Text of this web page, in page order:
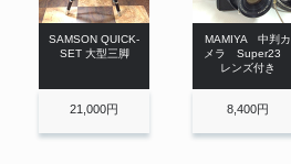
SAMSON QUICK-
SET 大型三脚
21,000円
MAMIYA 中判カ
メラ Super23
レンズ付き
8,400円